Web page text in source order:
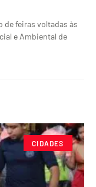
de feiras voltadas às
e Ambiental de
CIDADES